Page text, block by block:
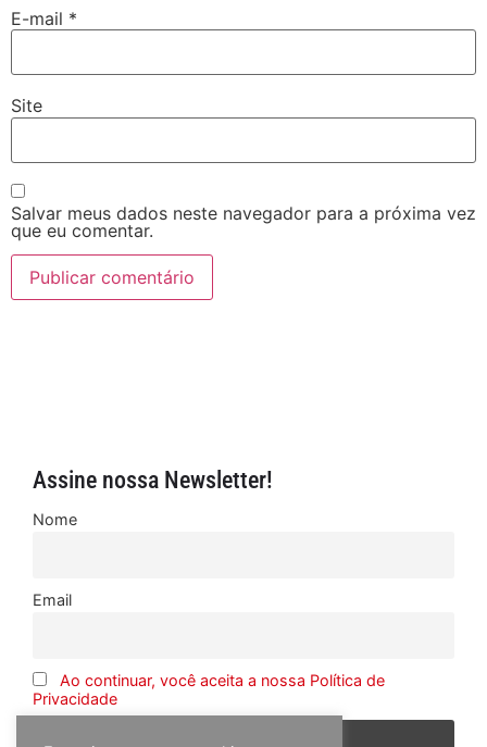
E-mail *
Site
Salvar meus dados neste navegador para a próxima vez
que eu comentar.
Assine nossa Newsletter!
Nome
Email
Ao continuar, você aceita a nossa Política de
Privacidade